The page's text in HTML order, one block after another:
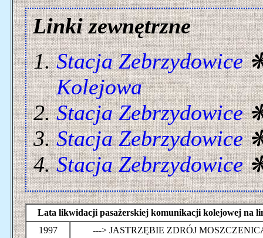
Linki zewnętrzne
Stacja Zebrzydowice
Kolejowa
Stacja Zebrzydowice
Stacja Zebrzydowice
Stacja Zebrzydowice
Lata likwidacji pasażerskiej komunikacji kolejowej na
1997
---> JASTRZĘBIE ZDRÓJ